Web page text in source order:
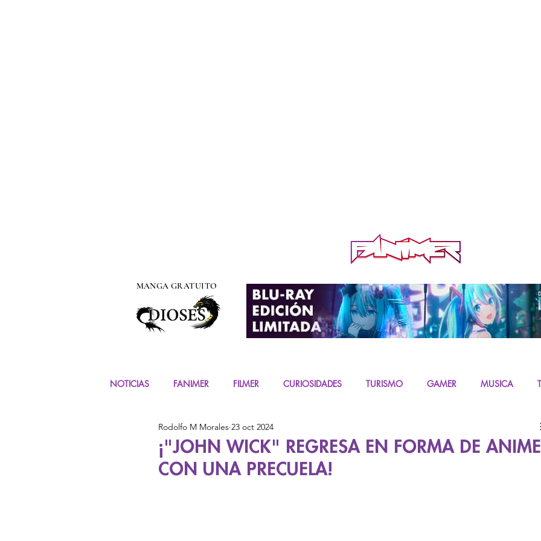
MANGA GRATUITO
NOTICIAS FANIMER FILMER CURIOSIDADES TURISMO GAMER MUSICA
EVENTOS COSPLAY FIGURAS
¡"JOHN WICK" REGRESA EN FORMA DE ANIME
CON UNA PRECUELA!
Rodolfo M Morales 23 oct 2024